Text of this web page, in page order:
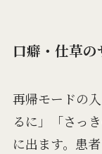
口癖・仕草の
再帰モードの
るに」「さっ
に出ます。患